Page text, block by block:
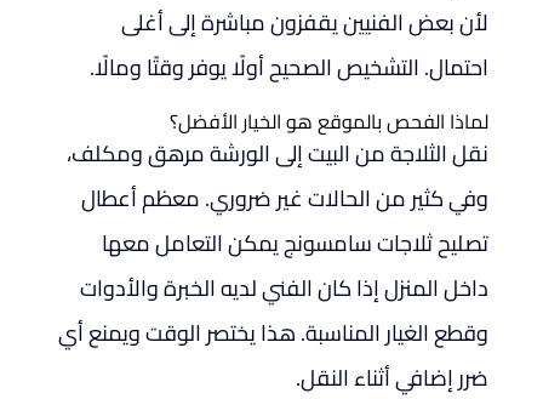
لأن بعض الفنيين يقفزون مباشرة إلى أغلى
احتمال. التشخيص الصحيح أولًا يوفر وقتًا ومالًا.
لماذا الفحص بالموقع هو الخيار الأفضل؟
نقل الثلاجة من البيت إلى الورشة مرهق ومكلف،
وفي كثير من الحالات غير ضروري. معظم أعطال
تصليح ثلاجات سامسونج يمكن التعامل معها
داخل المنزل إذا كان الفني لديه الخبرة والأدوات
وقطع الغيار المناسبة. هذا يختصر الوقت ويمنع أي
ضرر إضافي أثناء النقل.